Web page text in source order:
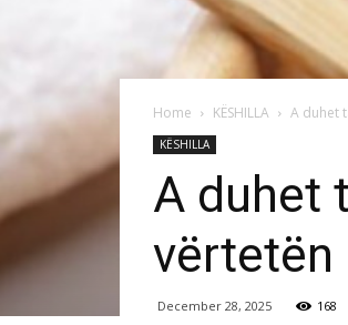
Home KËSHILLA A duhet
KËSHILLA
A duhet
vërtetën
December 28, 2025 168